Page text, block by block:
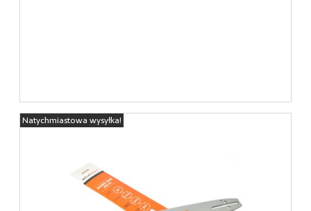
Natychmiastowa wysyłka!